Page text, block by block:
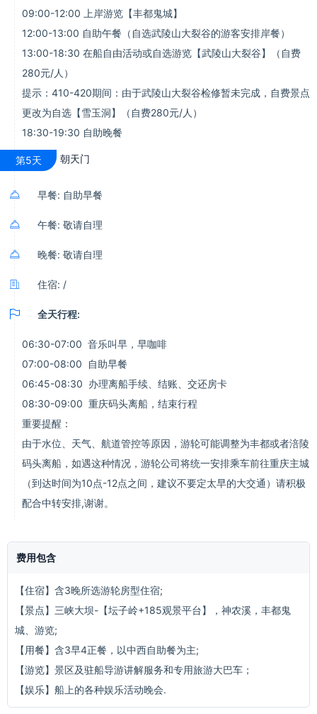
09:00-12:00 上岸游览【丰都鬼城】
12:00-13:00 自助午餐（自选武陵山大裂谷的游客安排岸餐）
13:00-18:30 在船自由活动或自选游览【武陵山大裂谷】（自费
280元/人）
提示：410-420期间：由于武陵山大裂谷检修暂未完成，自费景点
更改为自选【雪玉洞】（自费280元/人）
18:30-19:30 自助晚餐
第5天 朝天门
 早餐: 自助早餐
 午餐: 敬请自理
 晚餐: 敬请自理
 住宿: /
 全天行程:
06:30-07:00 音乐叫早，早咖啡
07:00-08:00 自助早餐
06:45-08:30 办理离船手续、结账、交还房卡
08:30-09:00 重庆码头离船，结束行程
重要提醒：
由于水位、天气、航道管控等原因，游轮可能调整为丰都或者涪陵
码头离船，如遇这种情况，游轮公司将统一安排乘车前往重庆主城
（到达时间为10点-12点之间，建议不要定太早的大交通）请积极
配合中转安排,谢谢。
费用包含
【住宿】含3晚所选游轮房型住宿;
【景点】三峡大坝-【坛子岭+185观景平台】，神农溪，丰都鬼
城、游览;
【用餐】含3早4正餐，以中西自助餐为主;
【游览】景区及驻船导游讲解服务和专用旅游大巴车；
【娱乐】船上的各种娱乐活动晚会.